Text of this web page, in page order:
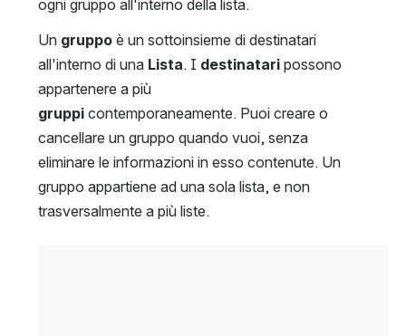
ogni gruppo all'interno della lista.
Un gruppo è un sottoinsieme di destinatari
all'interno di una Lista. I destinatari possono
gruppi contemporaneamente. Puoi creare o
cancellare un gruppo quando vuoi, senza
eliminare le informazioni in esso contenute. Un
gruppo appartiene ad una sola lista, e non
trasversalmente a più liste.